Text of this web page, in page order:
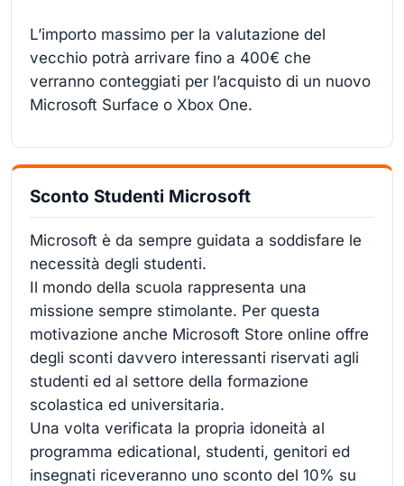
L’importo massimo per la valutazione del
vecchio potrà arrivare fino a 400€ che
verranno conteggiati per l’acquisto di un nuovo
Microsoft Surface o Xbox One.
Sconto Studenti Microsoft
Microsoft è da sempre guidata a soddisfare le
necessità degli studenti.
Il mondo della scuola rappresenta una
missione sempre stimolante. Per questa
motivazione anche Microsoft Store online offre
degli sconti davvero interessanti riservati agli
studenti ed al settore della formazione
scolastica ed universitaria.
Una volta verificata la propria idoneità al
programma edicational, studenti, genitori ed
insegnati riceveranno uno sconto del 10% su